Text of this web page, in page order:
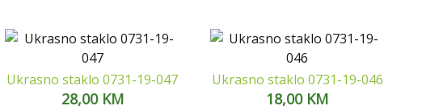
Ukrasno staklo 0731-19-047
28,00 KM
Ukrasno staklo 0731-19-046
18,00 KM